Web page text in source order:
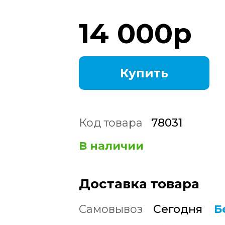
14 000р
Купить
Код товара
78031
В наличии
Доставка товара
Самовывоз Сегодня